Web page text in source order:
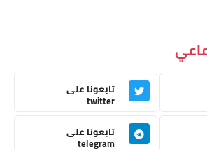
تابعونا على
twitter
تابعونا على
telegram